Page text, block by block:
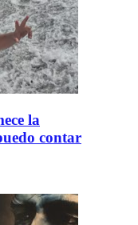
la
contar